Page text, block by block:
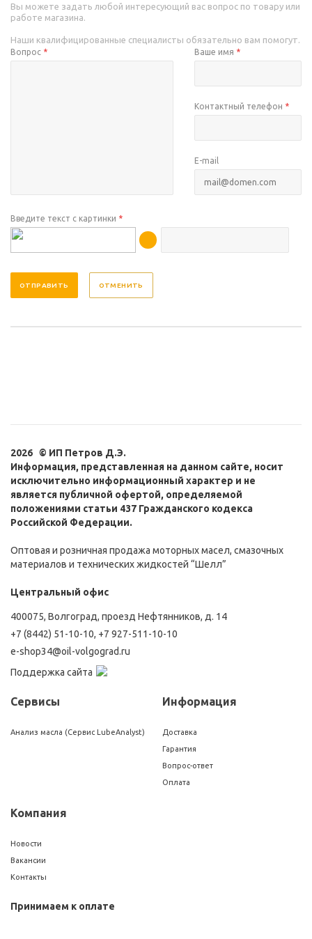
Вы можете задать любой интересующий вас вопрос по товару или
работе магазина.
Наши квалифицированные специалисты обязательно вам помогут.
Вопрос * Ваше имя *
Контактный телефон *
E-mail
Введите текст с картинки *
ОТМЕНИТЬ
2026 © ИП Петров Д.Э.
Информация, представленная на данном сайте, носит
исключительно информационный характер и не
является публичной офертой, определяемой
положениями статьи 437 Гражданского кодекса
Российской Федерации.
Оптовая и розничная продажа моторных масел, смазочных
материалов и технических жидкостей “Шелл”
Центральный офис
400075, Волгоград, проезд Нефтянников, д. 14
+7 (8442) 51-10-10, +7 927-511-10-10
e-shop34@oil-volgograd.ru
Поддержка сайта
Сервисы
Анализ масла (Сервис LubeAnalyst)
Информация
Доставка
Гарантия
Вопрос-ответ
Оплата
Компания
Новости
Вакансии
Контакты
Принимаем к оплате